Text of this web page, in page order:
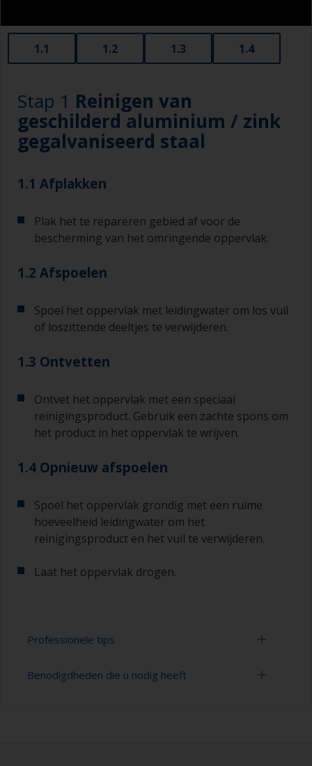
1.1 1.2 1.3 1.4
Stap 1 Reinigen van
geschilderd aluminium / zink
gegalvaniseerd staal
1.1 Afplakken
Plak het te repareren gebied af voor de
bescherming van het omringende oppervlak.
1.2 Afspoelen
Spoel het oppervlak met leidingwater om los vuil
of loszittende deeltjes te verwijderen.
1.3 Ontvetten
Ontvet het oppervlak met een speciaal
reinigingsproduct. Gebruik een zachte spons om
het product in het oppervlak te wrijven.
1.4 Opnieuw afspoelen
Spoel het oppervlak grondig met een ruime
hoeveelheid leidingwater om het
reinigingsproduct en het vuil te verwijderen.
Laat het oppervlak drogen.
Professionele tips
U kunt zien of het oppervlak goed is ontvet door
Benodigdheden die u nodig heeft